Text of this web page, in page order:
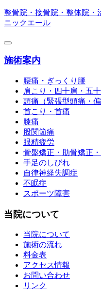
整骨院・接骨院・整体院・
ニックエール
施術案内
腰痛・ぎっくり腰
肩こり・四十肩・五
頭痛（緊張型頭痛・偏
首こり・首痛
膝痛
股関節痛
眼精疲労
骨盤矯正・肋骨矯正
手足のしびれ
自律神経失調症
不眠症
スポーツ障害
当院について
当院について
施術の流れ
料金表
アクセス情報
お問い合わせ
リンク